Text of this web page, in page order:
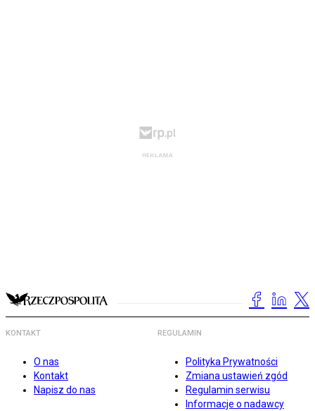
KONTAKT
O nas
Kontakt
Napisz do nas
REGULAMIN
Polityka Prywatności
Zmiana ustawień zgód
Regulamin serwisu
Informacje o nadawcy